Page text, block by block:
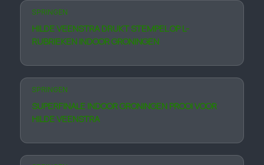
SPRINGEN
HILDE VEENSTRA DRUKT STEMPEL OP L-
RUBRIEKEN INDOOR GRONINGEN
SPRINGEN
SUPERFINALE INDOOR GRONINGEN PROOI VOOR
HILDE VEENSTRA